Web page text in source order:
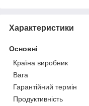
Характеристики
Основні
Країна виробник
Вага
Гарантійний термін
Продуктивність